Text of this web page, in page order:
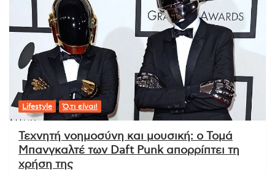
Lifestyle Ό,τι είναι!
Τεχνητή νοημοσύνη και μουσική: ο Τομά
Μπανγκαλτέ των Daft Punk απορρίπτει τη
χρήση της